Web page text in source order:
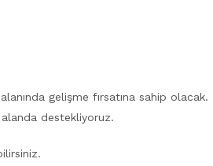
gelişme fırsatına sahip
destekliyoruz.